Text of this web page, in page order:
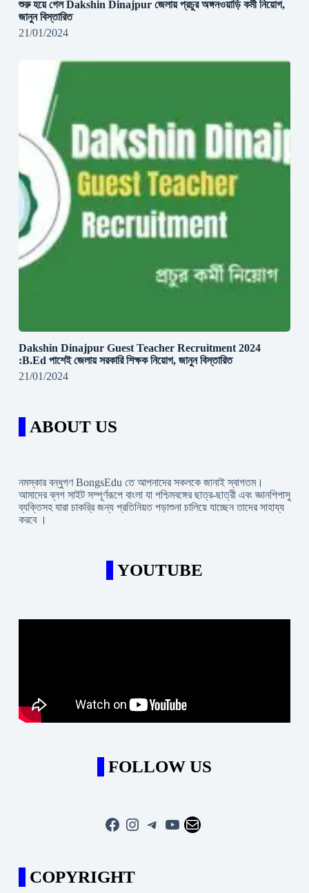
শুরু হয়ে গেল Dakshin Dinajpur জেলায় প্রচুর অঙ্গনওয়াড়ি কর্মী নিয়োগ,
জানুন বিস্তারিত
21/01/2024
Dakshin Dinajpur Guest Teacher Recruitment 2024
:B.Ed পাশেই জেলায় সরকারি শিক্ষক নিয়োগ, জানুন বিস্তারিত
21/01/2024
ABOUT US
নমস্কার বন্ধুগণ BongsEdu তে আপনাদের সকলকে জানাই স্বাগতম।
আমাদের ব্লগ সাইট সম্পূর্ণরূপে বাংলা যা পশ্চিমবঙ্গের ছাত্র-ছাত্রী এবং জ্ঞানপিপাসু
ব্যক্তিসহ যারা চাকরি্র জন্য প্রতিনিয়ত পড়াশুনা চালিয়ে যাচ্ছেন তাদের সাহায্য
করবে ।
YOUTUBE
FOLLOW US
Facebook
Instagram
Telegram
YouTube
Mail
COPYRIGHT